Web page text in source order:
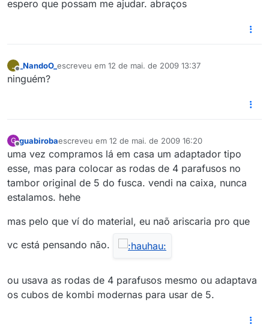
espero que possam me ajudar. abraços
_
Offline
_NandoO_ escreveu em 12 de mai. de 2009 13:37
última edição por
ninguém?
G guabirobaescreveu em 12 de mai. de 2009 16:20
última edição por
uma vez compramos lá em casa um adaptador tipo
esse, mas para colocar as rodas de 4 parafusos no
tambor original de 5 do fusca. vendi na caixa, nunca
estalamos. hehe
mas pelo que ví do material, eu naõ ariscaria pro que
vc está pensando não.
ou usava as rodas de 4 parafusos mesmo ou adaptava
os cubos de kombi modernas para usar de 5.